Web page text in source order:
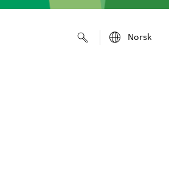
Norsk